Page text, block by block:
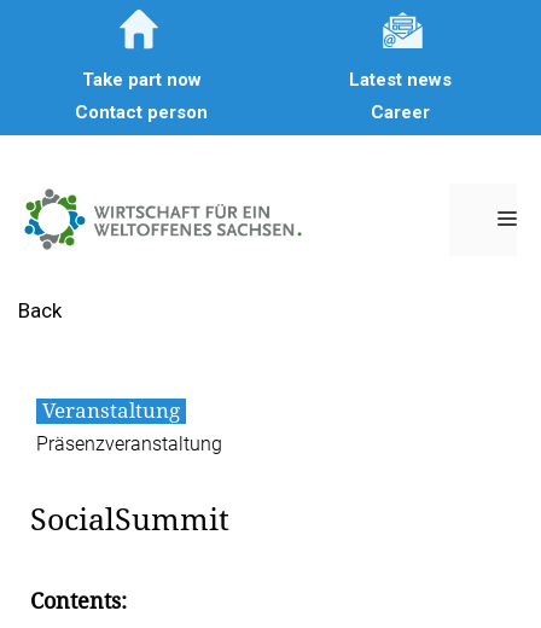
Take part now
Latest news
Contact person
Career
Back
Veranstaltung
Präsenzveranstaltung
SocialSummit
Contents: